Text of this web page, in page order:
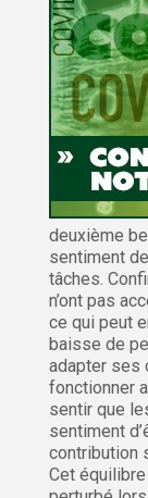
deuxième
sentiment
tâches.
n’ont pas
ce qui peut
baisse de
adapter ses
fonctionner
sentir que
sentiment
contribution
Cet